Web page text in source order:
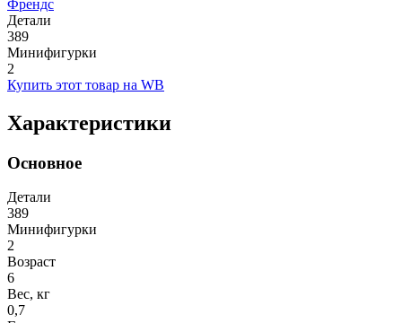
Френдс
Детали
389
Минифигурки
2
Купить этот товар на WB
Характеристики
Основное
Детали
389
Минифигурки
2
Возраст
6
Вес, кг
0,7